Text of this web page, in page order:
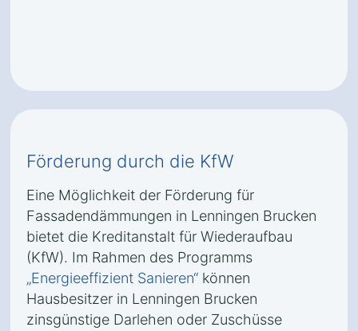
Förderung durch die KfW
Eine Möglichkeit der Förderung für
Fassadendämmungen in Lenningen Brucken
bietet die Kreditanstalt für Wiederaufbau
(KfW). Im Rahmen des Programms
„Energieeffizient Sanieren“ können
Hausbesitzer in Lenningen Brucken
zinsgünstige Darlehen oder Zuschüsse